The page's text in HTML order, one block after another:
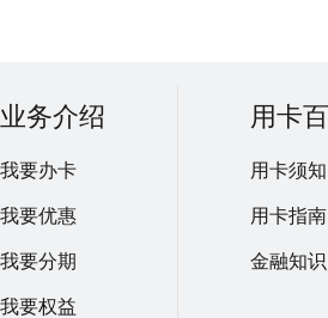
业务介绍
我要办卡
我要优惠
我要分期
我要权益
用卡
用卡须知
用卡指南
金融知识